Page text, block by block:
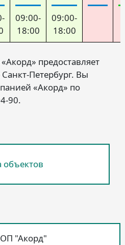
09:00-
18:00
09:00-
18:00
предоставляет
Петербург. Вы
«Акорд» по
90.
объектов
"Акорд"